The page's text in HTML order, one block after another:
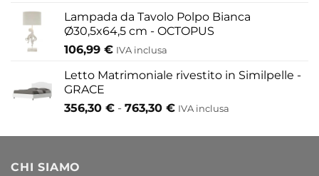
Lampada da Tavolo Polpo Bianca
Ø30,5x64,5 cm - OCTOPUS
106,99 € IVA inclusa
Letto Matrimoniale rivestito in Similpelle -
GRACE
356,30 € - 763,30 €Fascia
prezzo:
IVA inclusa
CHI SIAMO